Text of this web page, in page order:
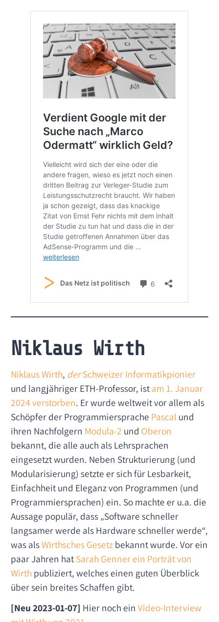
Niklaus Wirth
Niklaus Wirth, derSchweizer Informatikpionier
und langjähriger ETH-Professor, istam 1. Januar
2024 verstorben. Er wurde weltweit vor allem als
Schöpfer der Programmiersprache Pascal und
ihren Nachfolgern Modula-2 und Oberon
bekannt, die alle auch als Lehrsprachen
eingesetzt wurden. Neben Strukturierung (und
Modularisierung) setzte er sich für Lesbarkeit,
Einfachheit und Eleganz von Programmen (und
Programmiersprachen) ein. So machte er u.a. die
Aussage populär, dass „Software schneller
langsamer werde als Hardware schneller werde“,
was alsWirthsches Gesetzbekannt wurde. Vor ein
paar Jahren hatSarah Genner ein Porträt von
Wirth publiziert, welches einen guten Überblick
über sein breites Schaffen gibt.
[Neu 2023-01-07] Hier noch einVideo-Interview